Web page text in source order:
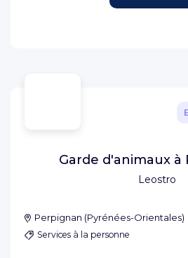
Leostro
Garde d'animaux à
Perpignan (Pyrénées-Orientales)
Services à la personne